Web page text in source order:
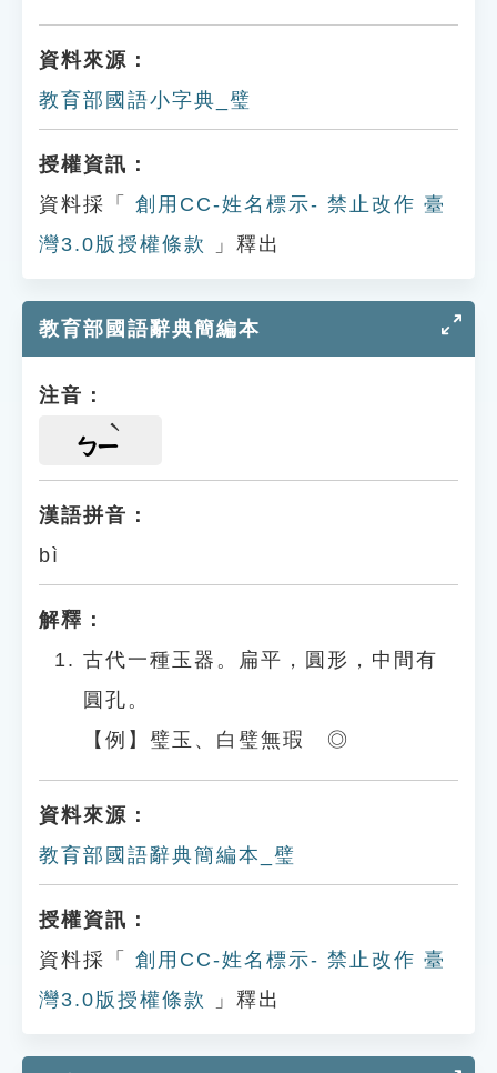
資料來源：
教育部國語小字典_璧
授權資訊：
資料採「
創用CC-姓名標示- 禁止改作 臺
灣3.0版授權條款
」釋出
教育部國語辭典簡編本
注音：
ㄅㄧ
漢語拼音：
bì
解釋：
古代一種玉器。扁平，圓形，中間有
圓孔。
【例】璧玉、白璧無瑕 ◎
資料來源：
教育部國語辭典簡編本_璧
授權資訊：
資料採「
創用CC-姓名標示- 禁止改作 臺
灣3.0版授權條款
」釋出